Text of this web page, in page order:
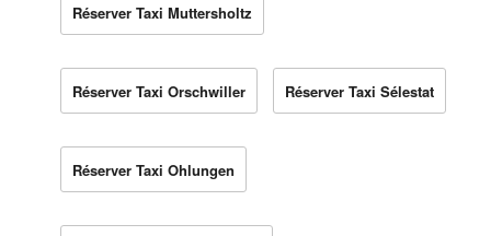
Réserver Taxi Muttersholtz
Réserver Taxi Orschwiller Réserver Taxi Sélestat
Réserver Taxi Ohlungen